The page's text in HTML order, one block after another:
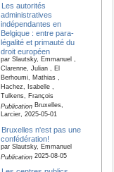
Les autorités
administratives
indépendantes en
Belgique : entre para-
légalité et primauté du
droit européen
par Slautsky, Emmanuel ,
Clarenne, Julian , El
Berhoumi, Mathias ,
Hachez, Isabelle ,
Tulkens, François
PublicationBruxelles,
Larcier, 2025-05-01
Bruxelles n'est pas une
confédération!
par Slautsky, Emmanuel
Publication2025-08-05